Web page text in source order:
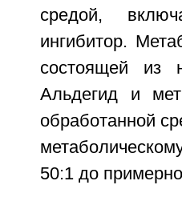
средой,
ингибитор.
состоящей из
Альдегид и
обработанной
50:1 до